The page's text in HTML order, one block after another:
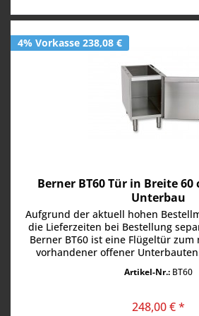
4% Vorkasse 238,08 €
Berner BT60 Tür in Breite
Unterbau
Aufgrund der aktuell hohen
die Lieferzeiten bei Bestellung
Berner BT60 ist eine Flügeltür
vorhandener offener
Artikel-Nr.:BT60
248,00 € *